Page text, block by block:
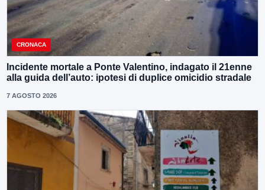
CRONACA
Incidente mortale a Ponte Valentino, indagato il 21enne
alla guida dell’auto: ipotesi di duplice omicidio stradale
7 AGOSTO 2026